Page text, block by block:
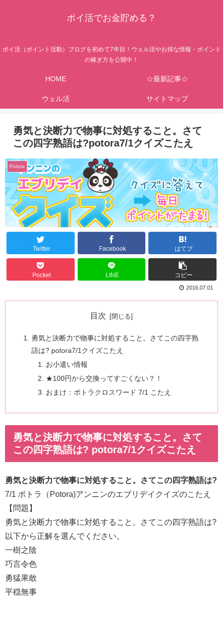
ポイ活でお金貯める？
ポイ活（ポイント活動）ブログを初めて7年目！ウェル活やお得な情報・ポイント
の稼ぎ方を公開中！
HOME ☆最新記事☆
ウェル活 サイトマップ
勇気と決断力で物事に対処すること。さて
この四字熟語は?potora7/1クイズこたえ
Potora
Twitter Facebook はてブ
Pocket LINE コピー
2016.07.01
目次
勇気と決断力で物事に対処すること。さてこの四字熟
語は? potora7/1クイズこたえ
お小遣い情報
★100円から交換ってすごくない？！
おまけ：ポトラクロスワード 7/1 こたえ
勇気と決断力で物事に対処すること。さて
この四字熟語は? potora7/1クイズこたえ
勇気と決断力で物事に対処すること。さてこの四字熟語は?
7/1 ポトラ（Potora)アンニンのエブリデイクイズのこたえ
【問題】
勇気と決断力で物事に対処すること。さてこの四字熟語は?
以下から正解を選んでください。
一樹之陰
巧言令色
勇猛果敢
平穏無事